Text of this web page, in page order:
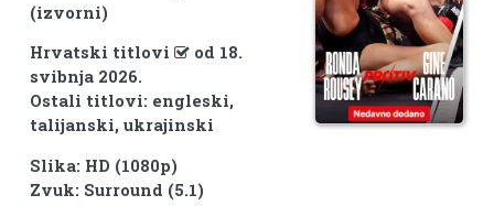
(izvorni)
Hrvatski titlovi
od 18.
svibnja 2026.
Ostali titlovi: engleski,
talijanski, ukrajinski
Slika: HD (1080p)
Zvuk: Surround (5.1)